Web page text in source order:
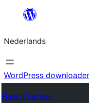
de
inhoud
Nederlands
WordPress
Plugin Directory